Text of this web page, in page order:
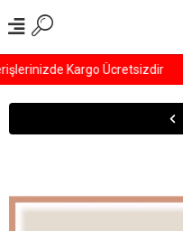
Kargo Ücretsizdir